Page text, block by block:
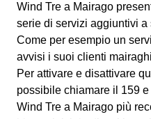
Wind Tre a Mairago
serie di servizi aggiuntivi a
Come per esempio un
avvisi i suoi clienti
Per attivare e disattivare
possibile chiamare il 159
Wind Tre a Mairago più